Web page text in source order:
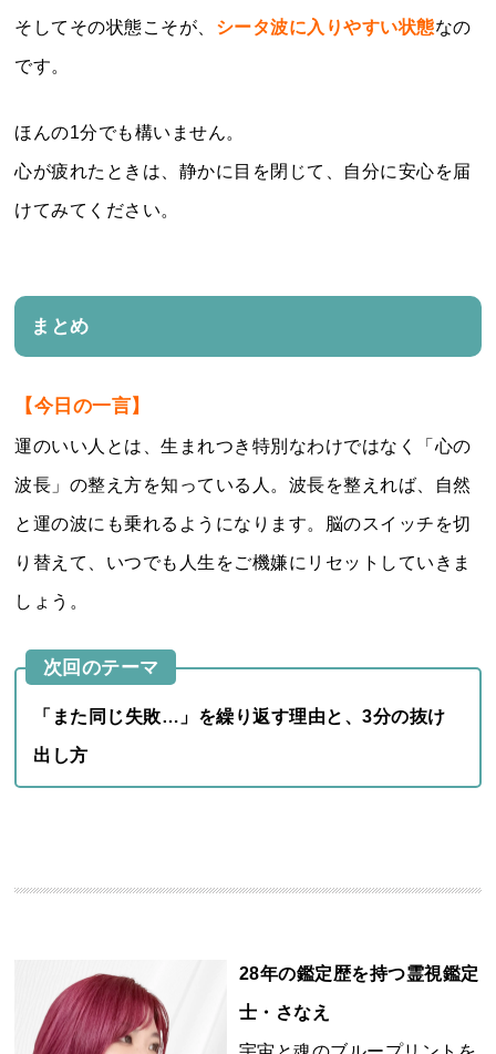
そしてその状態こそが、 シータ波に入りやすい状態なの
です。
ほんの1分でも構いません。
心が疲れたときは、静かに目を閉じて、自分に安心を届
けてみてください。
まとめ
【今日の一言】
運のいい人とは、生まれつき特別なわけではなく「心の
波長」の整え方を知っている人。波長を整えれば、自然
と運の波にも乗れるようになります。脳のスイッチを切
り替えて、いつでも人生をご機嫌にリセットしていきま
しょう。
次回のテーマ
「また同じ失敗…」を繰り返す理由と、3分の抜け
出し方
28年の鑑定歴を持つ霊視鑑定
士・さなえ